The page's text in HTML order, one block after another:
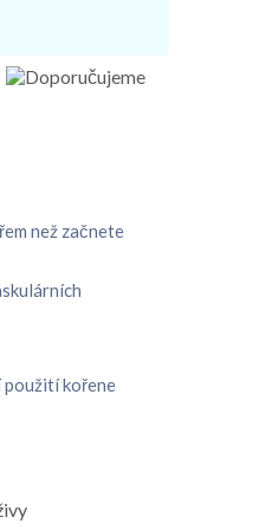
než začnete
použití kořene